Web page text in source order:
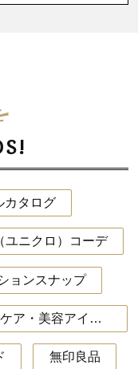
カタログ
ユニクロ）コーデ
ョンスナップ
40代におすすめの化粧品・スキンケア・美容アイテム
無印良品